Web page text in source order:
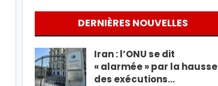
DERNIÈRES NOUVELLES
Iran : l’ONU se dit
« alarmée » par la hausse
des exécutions…